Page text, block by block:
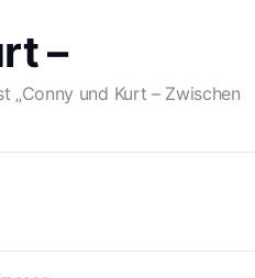
–
„Conny und Kurt – Zwischen